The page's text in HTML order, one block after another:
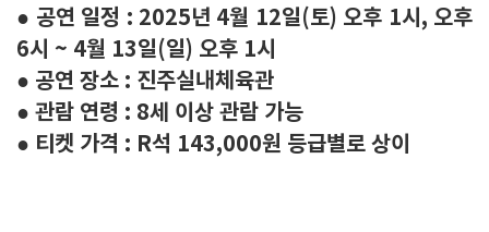
● 공연 일정 : 2025년 4월 12일(토) 오후 1시, 오후
6시 ~ 4월 13일(일) 오후 1시
● 공연 장소 : 진주실내체육관
● 관람 연령 : 8세 이상 관람 가능
● 티켓 가격 : R석 143,000원 등급별로 상이